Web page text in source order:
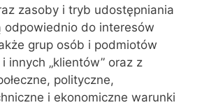
zasoby i tryb udostępniania
odpowiednio do interesów
grup osób i podmiotów
innych „klientów” oraz z
polityczne,
i ekonomiczne warunki